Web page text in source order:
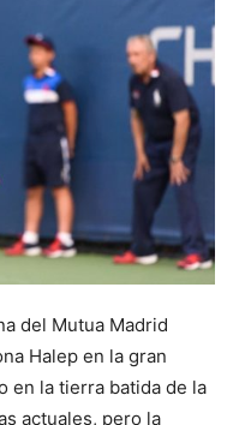
del Mutua Madrid
Halep en la gran
en la tierra batida de la
actuales, pero la